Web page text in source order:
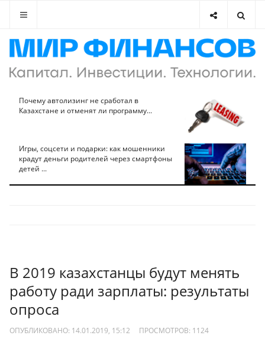
Почему автолизинг не сработал в
Казахстане и отменят ли программу...
Игры, соцсети и подарки: как мошенники
крадут деньги родителей через смартфоны
детей ...
В 2019 казахстанцы будут менять
работу ради зарплаты: результаты
опроса
ОПУБЛИКОВАНО: 14.01.2019, 15:12 ПРОСМОТРОВ: 1124